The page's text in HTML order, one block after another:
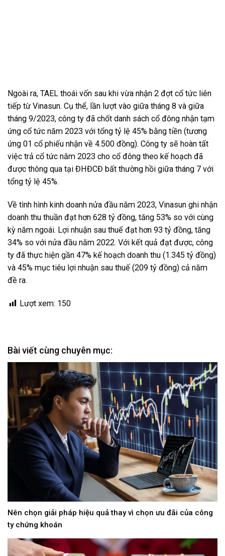
Ngoài ra, TAEL thoái vốn sau khi vừa nhận 2 đợt cổ tức liên
tiếp từ Vinasun. Cụ thể, lần lượt vào giữa tháng 8 và giữa
tháng 9/2023, công ty đã chốt danh sách cổ đông nhận tạm
ứng cổ tức năm 2023 với tổng tỷ lệ 45% bằng tiền (tương
ứng 01 cổ phiếu nhận về 4.500 đồng). Công ty sẽ hoàn tất
việc trả cổ tức năm 2023 cho cổ đông theo kế hoạch đã
được thông qua tại ĐHĐCĐ bất thường hồi giữa tháng 7 với
tổng tỷ lệ 45%.
Về tình hình kinh doanh nửa đầu năm 2023, Vinasun ghi nhận
doanh thu thuần đạt hơn 628 tỷ đồng, tăng 53% so với cùng
kỳ năm ngoái. Lợi nhuận sau thuế đạt hơn 93 tỷ đồng, tăng
34% so với nửa đầu năm 2022. Với kết quả đạt được, công
ty đã thực hiện gần 47% kế hoạch doanh thu (1.345 tỷ đồng)
và 45% mục tiêu lợi nhuận sau thuế (209 tỷ đồng) cả năm
đề ra.
Lượt xem: 150
Bài viết cùng chuyên mục:
Nên chọn giải pháp hiệu quả thay vì chọn ưu đãi của công
ty chứng khoán